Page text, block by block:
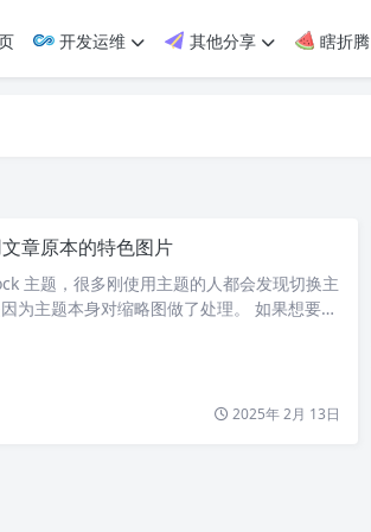
开发运维 其他分享 瞎折腾
章原本的特色图片
主题，很多刚使用主题的人都会发现切换主
为主题本身对缩略图做了处理。 如果想要加
2025年 2月 13日